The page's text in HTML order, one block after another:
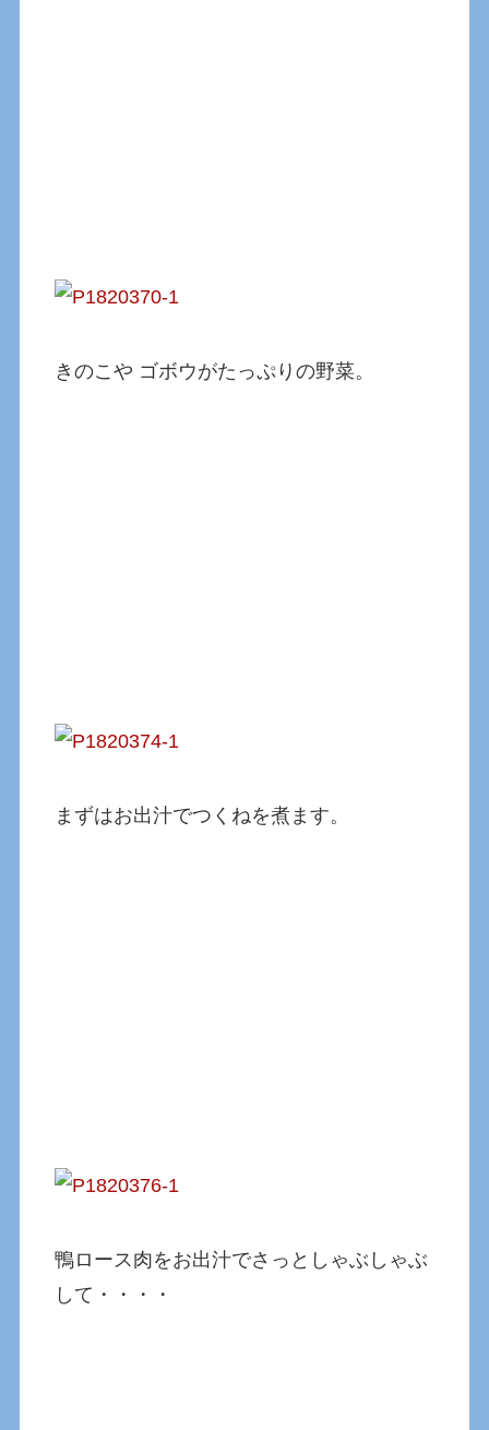
きのこや ゴボウがたっぷりの野菜。
まずはお出汁でつくねを煮ます。
鴨ロース肉をお出汁でさっとしゃぶしゃぶ
して・・・・